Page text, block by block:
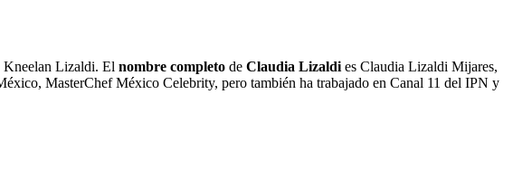
Kneelan Lizaldi. El nombre completo de Claudia Lizaldi es Claudia Lizaldi Mijares,
MasterChef México Celebrity, pero también ha trabajado en Canal 11 del IPN y